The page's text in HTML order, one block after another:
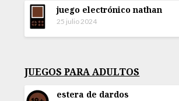
juego electrónico nathan
25 julio 2024
JUEGOS PARA ADULTOS
estera de dardos